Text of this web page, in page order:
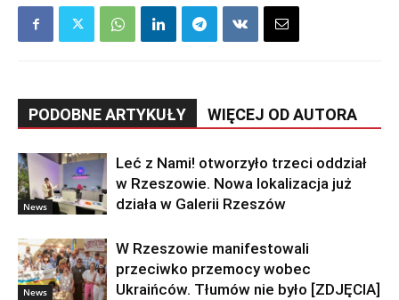
PODOBNE ARTYKUŁY WIĘCEJ OD AUTORA
News
Leć z Nami! otworzyło trzeci oddział
w Rzeszowie. Nowa lokalizacja już
działa w Galerii Rzeszów
News
W Rzeszowie manifestowali
przeciwko przemocy wobec
Ukraińców. Tłumów nie było [ZDJĘCIA]